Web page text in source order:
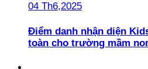
04 Th6,2025
Điểm danh nhận diện
toàn cho trường mầm